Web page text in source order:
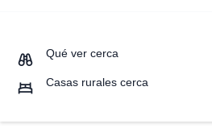
Qué ver cerca
Casas rurales cerca